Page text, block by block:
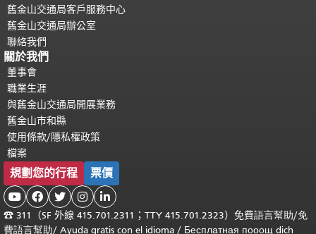
舊金山交通局客戶服務中心
舊金山交通局辦公室
聯絡我們
關於我們
董事會
職業生涯
與舊金山交通局開展業務
舊金山市和縣
使用條款/隱私權政策
檔案
規劃您的行程 票價
    
☎ 311（SF 外線 415.701.2311；TTY 415.701.2323）免費語言幫助/免
費語言幫助/ Ayuda gratis con el idioma / Бесплатная пооощ dịch